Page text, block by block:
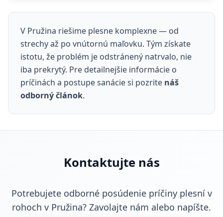
V Pružina riešime plesne komplexne — od
strechy až po vnútornú maľovku. Tým získate
istotu, že problém je odstránený natrvalo, nie
iba prekrytý. Pre detailnejšie informácie o
príčinách a postupe sanácie si pozrite náš
odborný článok.
Kontaktujte nás
Potrebujete odborné posúdenie príčiny plesní v
rohoch v Pružina? Zavolajte nám alebo napíšte.